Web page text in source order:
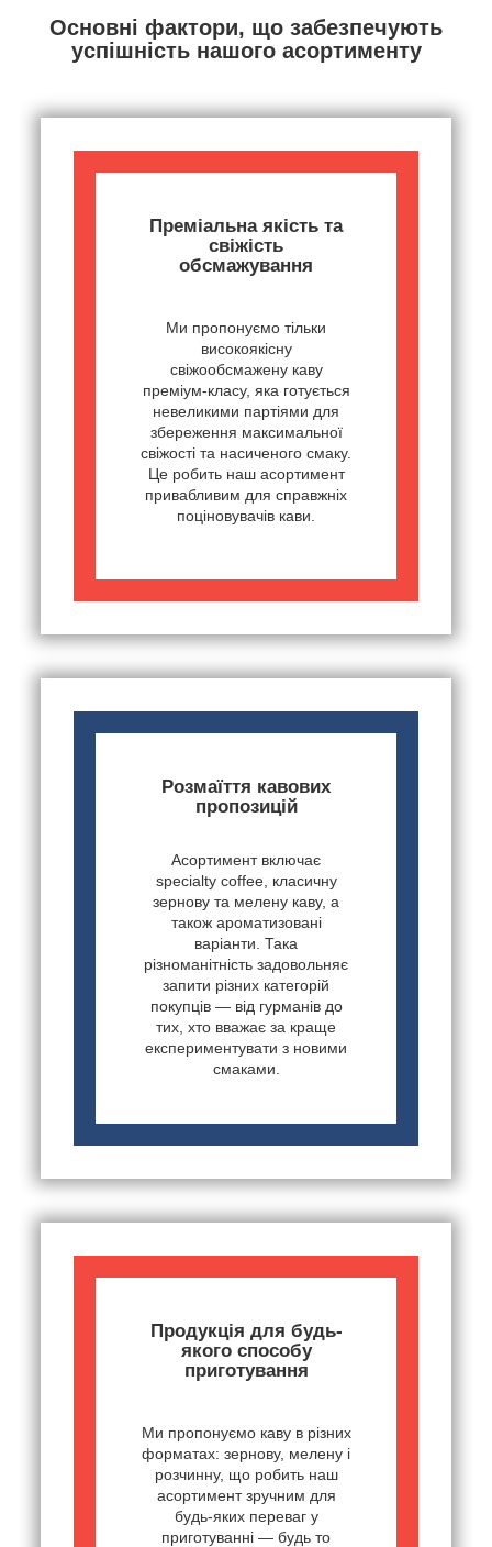
Основні фактори, що забезпечують
успішність нашого асортименту
Преміальна якість та
свіжість
обсмажування
Ми пропонуємо тільки
високоякісну
свіжообсмажену каву
преміум-класу, яка готується
невеликими партіями для
збереження максимальної
свіжості та насиченого смаку.
Це робить наш асортимент
привабливим для справжніх
поціновувачів кави.
Розмаїття кавових
пропозицій
Асортимент включає
specialty coffee, класичну
зернову та мелену каву, а
також ароматизовані
варіанти. Така
різноманітність задовольняє
запити різних категорій
покупців — від гурманів до
тих, хто вважає за краще
експериментувати з новими
смаками.
Продукція для будь-
якого способу
приготування
Ми пропонуємо каву в різних
форматах: зернову, мелену і
розчинну, що робить наш
асортимент зручним для
будь-яких переваг у
приготуванні — будь то